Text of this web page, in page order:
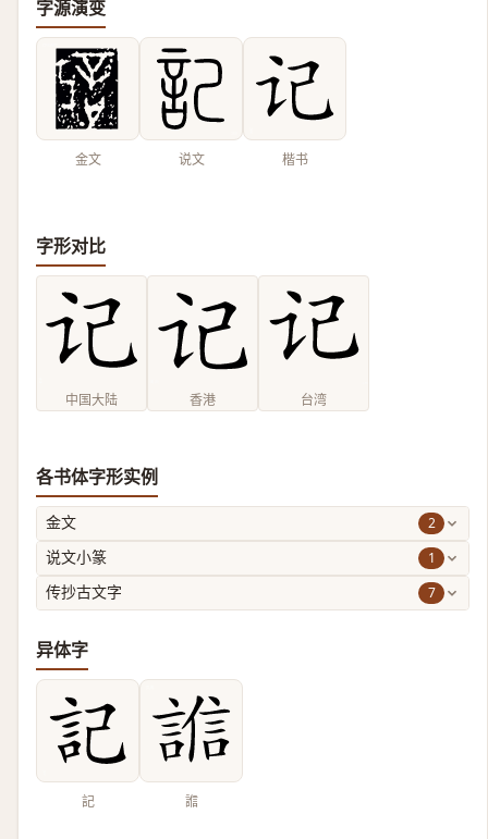
字源演变
金文 说文 楷书
字形对比
中国大陆 香港 台湾
各书体字形实例
金文 2
说文小篆 1
传抄古文字 7
异体字
記 𧪄